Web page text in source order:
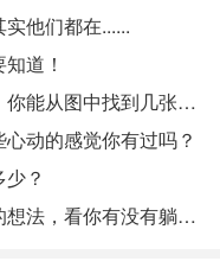
他们都在......
道！
西语小测试：测测你的眼力有多好！你能从图中找到几张脸呢？
动的感觉你有过吗？
？
看漫画学西语：盘点女生那些奇葩的想法，看你有没有躺枪！